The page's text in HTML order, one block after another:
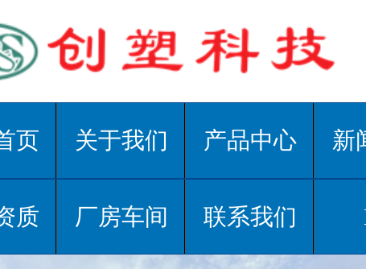
页 关于我们 产品中心 新
质 厂房车间 联系我们